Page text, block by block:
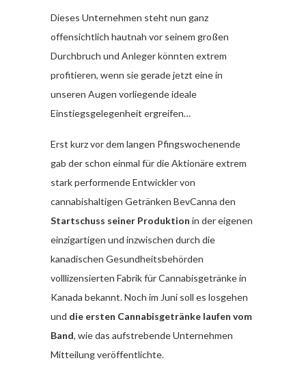
Dieses Unternehmen steht nun ganz
offensichtlich hautnah vor seinem großen
Durchbruch und Anleger könnten extrem
profitieren, wenn sie gerade jetzt eine in
unseren Augen vorliegende ideale
Einstiegsgelegenheit ergreifen…
Erst kurz vor dem langen Pfingswochenende
gab der schon einmal für die Aktionäre extrem
stark performende Entwickler von
cannabishaltigen Getränken BevCanna den
Startschuss seiner Produktion in der eigenen
einzigartigen und inzwischen durch die
kanadischen Gesundheitsbehörden
volllizensierten Fabrik für Cannabisgetränke in
Kanada bekannt. Noch im Juni soll es losgehen
und die ersten Cannabisgetränke laufen vom
Band, wie das aufstrebende Unternehmen
Mitteilung veröffentlichte.